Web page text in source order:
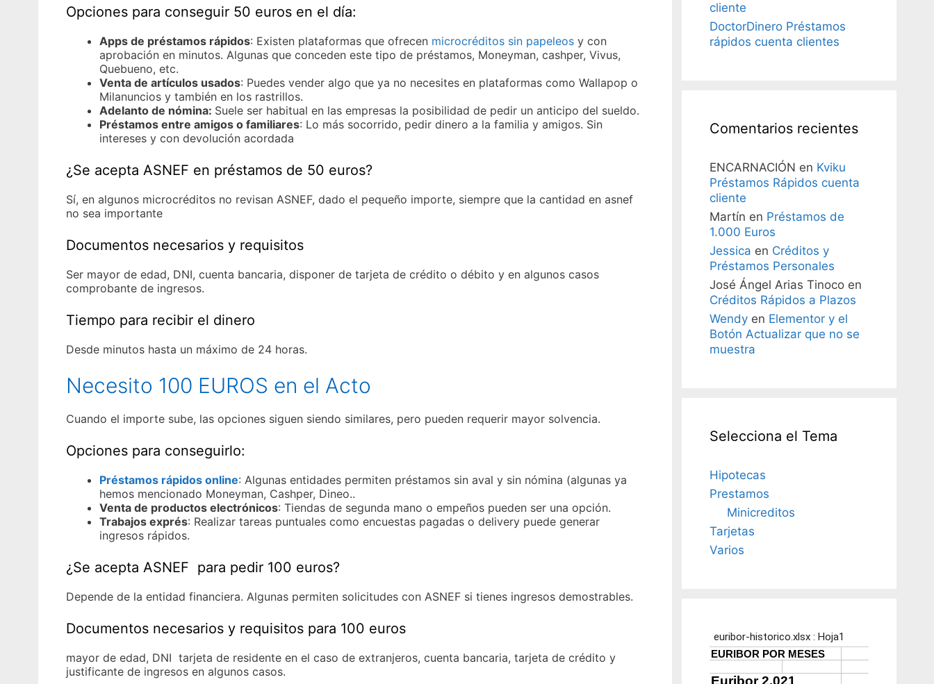
Opciones para conseguir 50 euros en el día:
Apps de préstamos rápidos: Existen plataformas que ofrecen microcréditos sin papeleosy con
aprobación en minutos. Algunas que conceden este tipo de préstamos, Moneyman, cashper, Vivus,
Quebueno, etc.
Venta de artículos usados: Puedes vender algo que ya no necesites en plataformas como Wallapop o
Milanuncios y también en los rastrillos.
Adelanto de nómina: Suele ser habitual en las empresas la posibilidad de pedir un anticipo del sueldo.
Préstamos entre amigos o familiares: Lo más socorrido, pedir dinero a la familia y amigos. Sin
intereses y con devolución acordada
¿Se acepta ASNEF en préstamos de 50 euros?
Sí, en algunos microcréditos no revisan ASNEF, dado el pequeño importe, siempre que la cantidad en asnef
no sea importante
Documentos necesarios y requisitos
Ser mayor de edad, DNI, cuenta bancaria, disponer de tarjeta de crédito o débito y en algunos casos
comprobante de ingresos.
Tiempo para recibir el dinero
Desde minutos hasta un máximo de 24 horas.
Necesito 100 EUROS en el Acto
Cuando el importe sube, las opciones siguen siendo similares, pero pueden requerir mayor solvencia.
Opciones para conseguirlo:
Préstamos rápidos online: Algunas entidades permiten préstamos sin aval y sin nómina (algunas ya
hemos mencionado Moneyman, Cashper, Dineo..
Venta de productos electrónicos: Tiendas de segunda mano o empeños pueden ser una opción.
Trabajos exprés: Realizar tareas puntuales como encuestas pagadas o delivery puede generar
ingresos rápidos.
¿Se acepta ASNEF para pedir 100 euros?
Depende de la entidad financiera. Algunas permiten solicitudes con ASNEF si tienes ingresos demostrables.
Documentos necesarios y requisitos para 100 euros
mayor de edad, DNI tarjeta de residente en el caso de extranjeros, cuenta bancaria, tarjeta de crédito y
justificante de ingresos en algunos casos.
cliente
DoctorDinero Préstamos
rápidos cuenta clientes
Comentarios recientes
ENCARNACIÓN en Kviku
Préstamos Rápidos cuenta
cliente
Martín en Préstamos de
1.000 Euros
Jessica en Créditos y
Préstamos Personales
José Ángel Arias Tinocoen
Créditos Rápidos a Plazos
Wendyen Elementor y el
Botón Actualizar que no se
muestra
Selecciona el Tema
Hipotecas
Prestamos
Minicreditos
Tarjetas
Varios